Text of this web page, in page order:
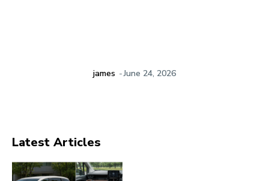
james -June 24, 2026
Latest Articles